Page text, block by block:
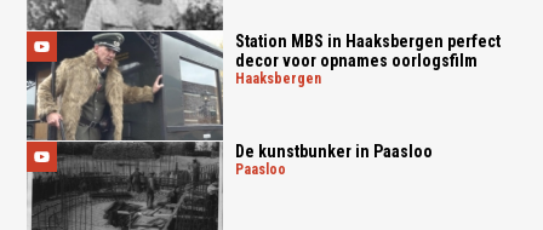
Station MBS in Haaksbergen perfect
decor voor opnames oorlogsfilm
haaksbergen
De kunstbunker in Paasloo
paasloo